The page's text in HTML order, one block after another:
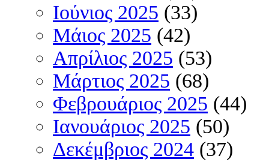
Ιούνιος 2025 (33)
Μάιος 2025 (42)
Απρίλιος 2025 (53)
Μάρτιος 2025 (68)
Φεβρουάριος 2025 (44)
Ιανουάριος 2025 (50)
Δεκέμβριος 2024 (37)